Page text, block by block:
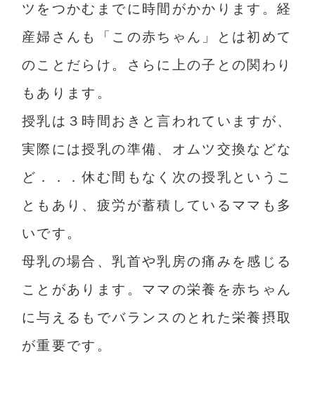
ツをつかむまでに時間がかかります。経
産婦さんも「この赤ちゃん」とは初めて
のことだらけ。さらに上の子との関わり
もあります。
授乳は３時間おきと言われていますが、
実際には授乳の準備、オムツ交換などな
ど．．．休む間もなく次の授乳というこ
ともあり、疲労が蓄積しているママも多
いです。
母乳の場合、乳首や乳房の痛みを感じる
ことがあります。ママの栄養を赤ちゃん
に与えるもでバランスのとれた栄養摂取
が重要です。